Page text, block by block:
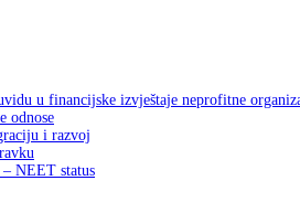
u financijske izvještaje neprofitne
odnose
i razvoj
NEET status